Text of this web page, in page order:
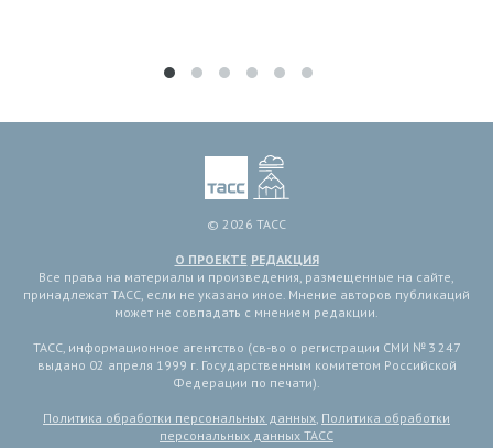
© 2026 ТАСС
О ПРОЕКТЕ РЕДАКЦИЯ
Все права на материалы и произведения, размещенные на сайте,
принадлежат ТАСС, если не указано иное. Мнение авторов публикаций
может не совпадать с мнением редакции.
ТАСС, информационное агентство (св-во о регистрации СМИ № 3 247
выдано 02 апреля 1999 г. Государственным комитетом Российской
Федерации по печати).
Политика обработки персональных данных Политика обработки
персональных данных ТАСС